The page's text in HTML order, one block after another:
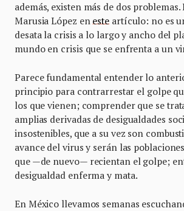
además, existen más de dos problemas.
Marusia López eneste artículo: no es
desata la crisis a lo largo y ancho del
mundo en crisis que se enfrenta a un
Parece fundamental entender lo
principio para contrarrestar el golpe
los que vienen; comprender que se
amplias derivadas de desigualdades
insostenibles, que a su vez son
avance del virus y serán las
que —de nuevo— recientan el golpe;
desigualdad enferma y mata.
En México llevamos semanas